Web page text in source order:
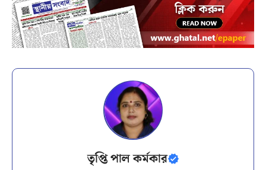
তৃপ্তি পাল কর্মকার